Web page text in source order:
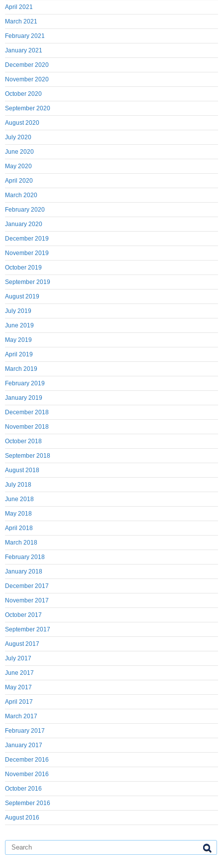
April 2021
March 2021
February 2021
January 2021
December 2020
November 2020
October 2020
September 2020
August 2020
July 2020
June 2020
May 2020
April 2020
March 2020
February 2020
January 2020
December 2019
November 2019
October 2019
September 2019
August 2019
July 2019
June 2019
May 2019
April 2019
March 2019
February 2019
January 2019
December 2018
November 2018
October 2018
September 2018
August 2018
July 2018
June 2018
May 2018
April 2018
March 2018
February 2018
January 2018
December 2017
November 2017
October 2017
September 2017
August 2017
July 2017
June 2017
May 2017
April 2017
March 2017
February 2017
January 2017
December 2016
November 2016
October 2016
September 2016
August 2016